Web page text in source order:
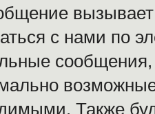
с нами по
Также